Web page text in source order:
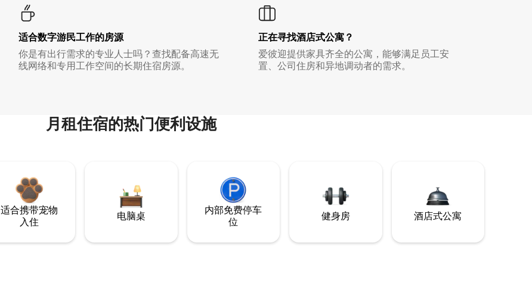
适合数字游民工作的房源
你是有出行需求的专业人士吗？查找配备高速无
线网络和专用工作空间的长期住宿房源。
正在寻找酒店式公寓？
爱彼迎提供家具齐全的公寓，能够满足员工安
置、公司住房和异地调动者的需求。
月租住宿的热门便利设施
适合携带宠物
入住
电脑桌
内部免费停车
位
健身房 酒店式公寓